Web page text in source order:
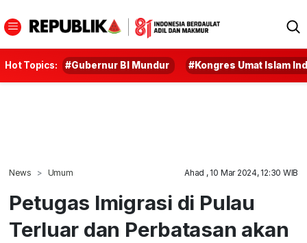
Hot Topics: #Gubernur BI Mundur #Kongres Umat Islam
News Umum Ahad , 10 Mar 2024, 12:30 WIB
Petugas Imigrasi di Pulau
Terluar dan Perbatasan akan